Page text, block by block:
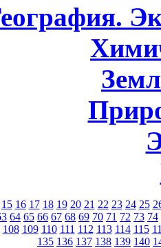
15 16 17 18 19 20 21 22 23 24 25
64 65 66 67 68 69 70 71 72 73 74
108 109 110 111 112 113 114 115
135 136 137 138 139 140